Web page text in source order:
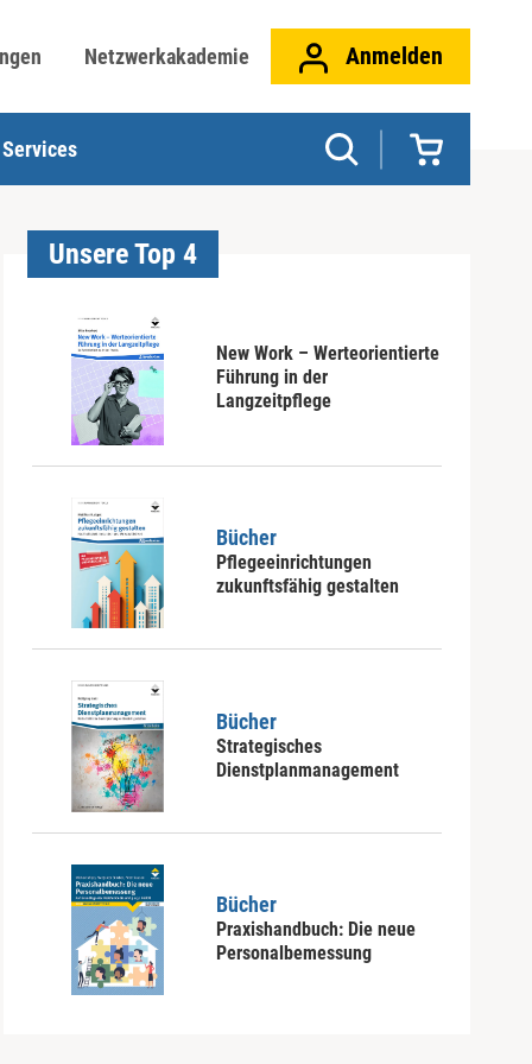
Netzwerkakademie Anmelden
Services
Unsere Top 4
New Work – Werteorientierte
Führung in der
Langzeitpflege
Bücher
Pflegeeinrichtungen
zukunftsfähig gestalten
Bücher
Strategisches
Dienstplanmanagement
Bücher
Praxishandbuch: Die neue
Personalbemessung